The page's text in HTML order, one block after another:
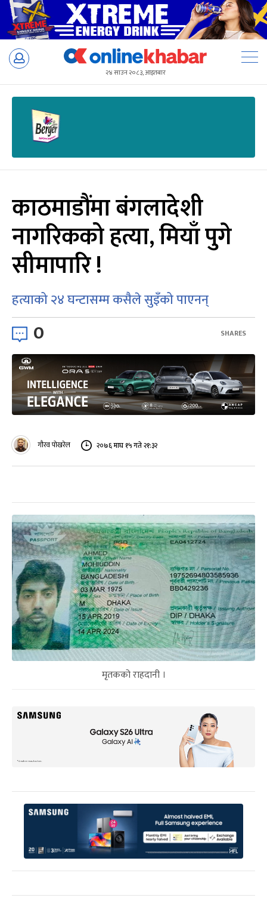
Skip
२४ साउन २०८३, आइतबार
काठमाडौंमा बंगलादेशी
नागरिकको हत्या, मियाँ पुगे
सीमापारि !
हत्याको २४ घन्टासम्म कसैले सुइँको पाएनन्
0 SHARES
गौरव पोखरेल २०७६ माघ १५ गते २१:३२
मृतकको राहदानी ।